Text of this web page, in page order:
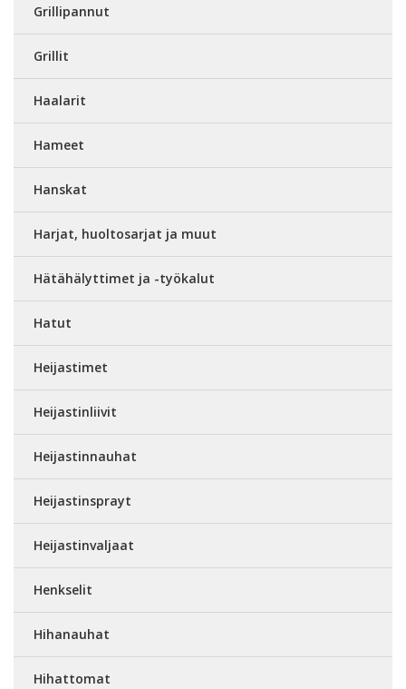
Grillipannut
Grillit
Haalarit
Hameet
Hanskat
Harjat, huoltosarjat ja muut
Hätähälyttimet ja -työkalut
Hatut
Heijastimet
Heijastinliivit
Heijastinnauhat
Heijastinsprayt
Heijastinvaljaat
Henkselit
Hihanauhat
Hihattomat